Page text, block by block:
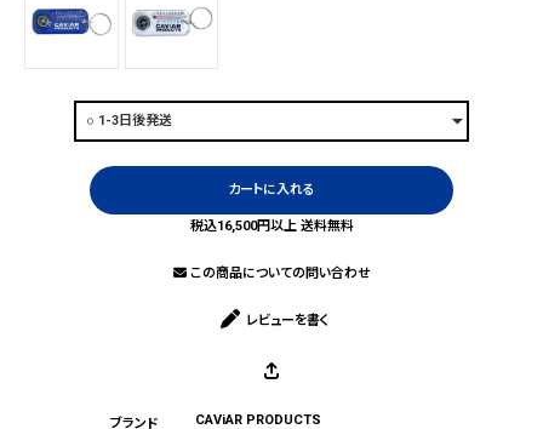
カートに入れる
税込16,500円以上 送料無料
この商品についての問い合わせ
レビューを書く
CAViAR PRODUCTS